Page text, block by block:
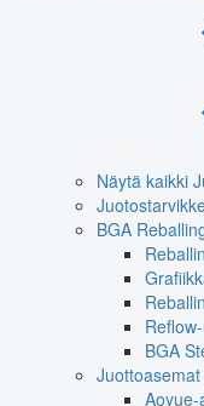
Näytä kaikki
BGA
BGA
Juottoasemat